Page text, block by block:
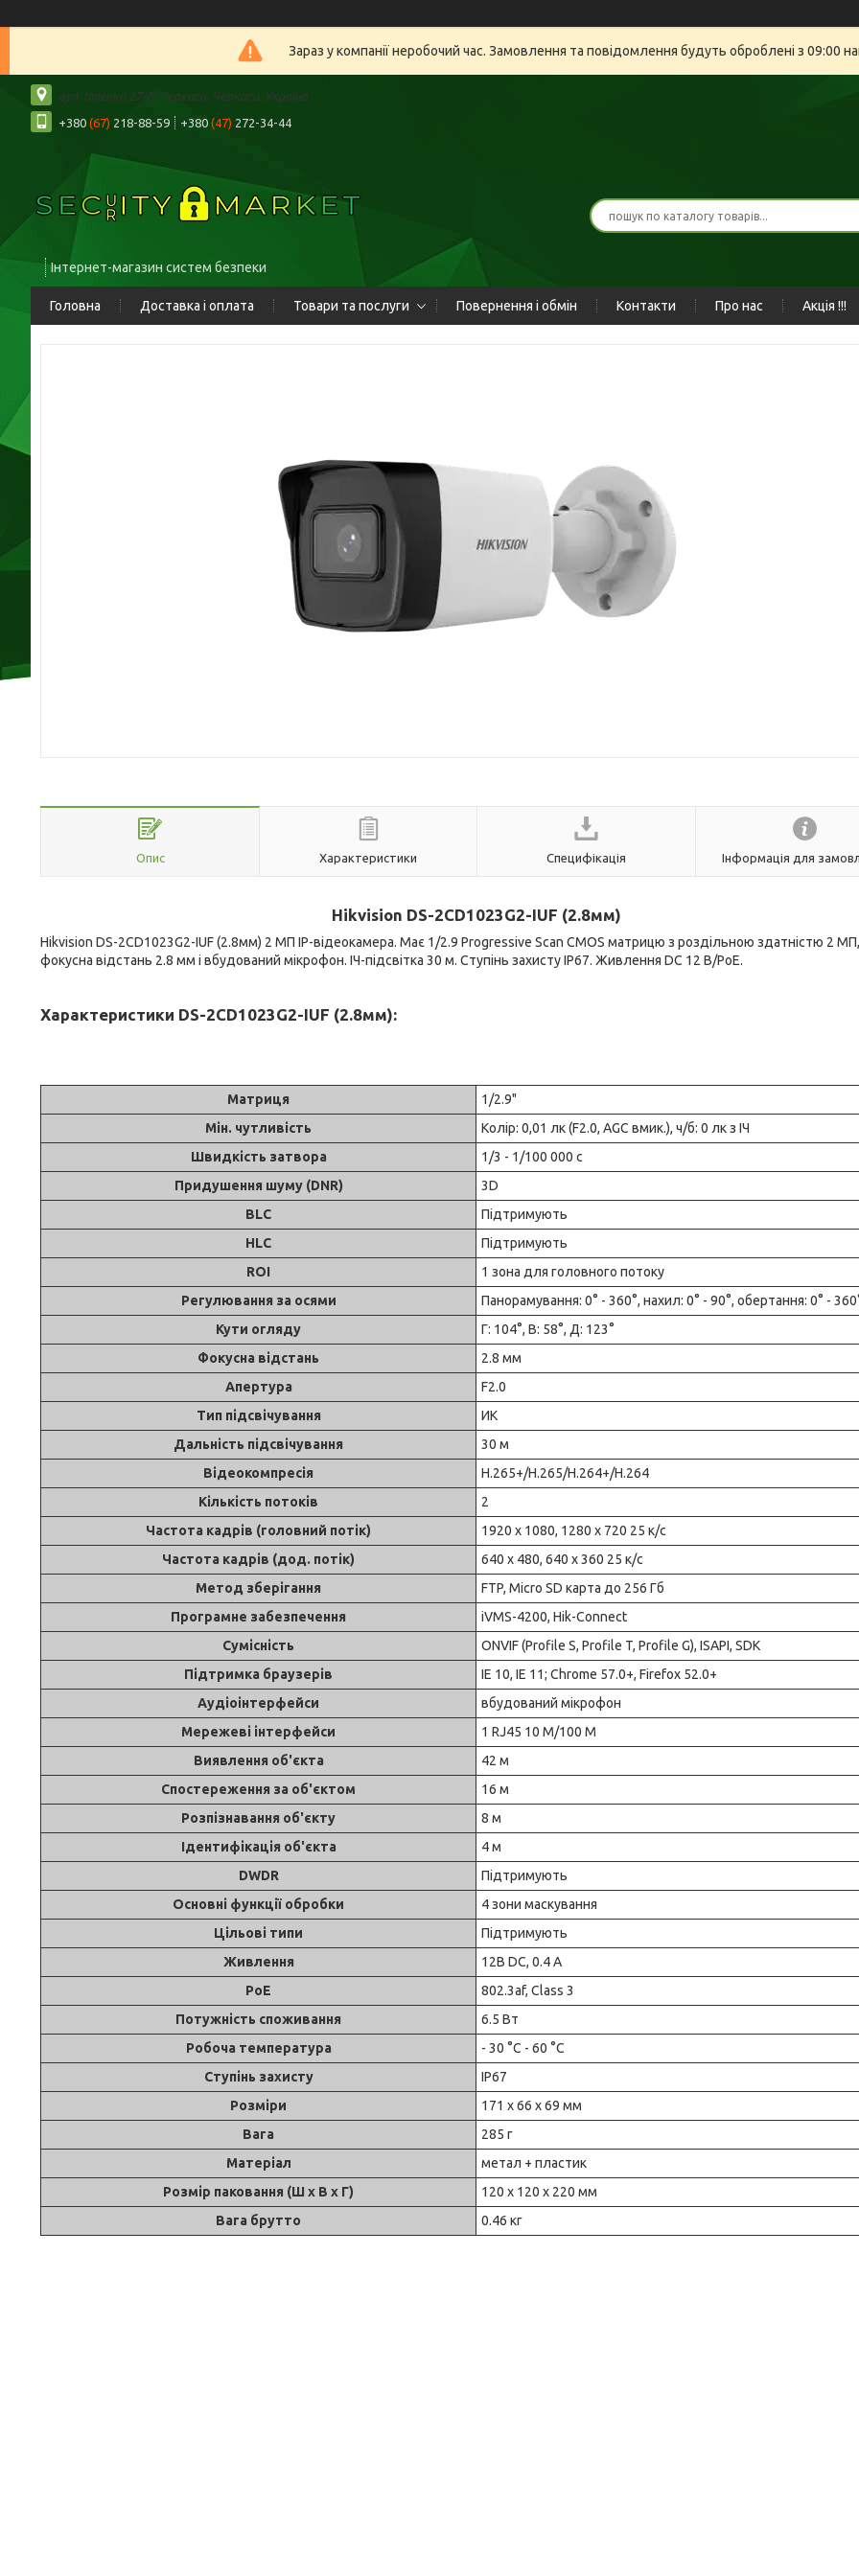
Зараз у компанії неробочий час. Замовлення та повідомлення будуть оброблені з 09:00
вул. Іллєнка 27/6, Черкаси, Черкаси, Україна
+380 (67) 218-88-59 +380 (47) 272-34-44
Інтернет-магазин систем безпеки
Головна Доставка і оплата Товари та послуги Повернення і обмін Контакти Про нас Акція !!!
Опис Характеристики Специфікація Інформація для
Hikvision DS-2CD1023G2-IUF (2.8мм)
Hikvision DS-2CD1023G2-IUF (2.8мм) 2 МП IP-відеокамера. Має 1/2.9 Progressive Scan CMOS матрицю з роздільною здатністю 2 МП,
фокусна відстань 2.8 мм і вбудований мікрофон. ІЧ-підсвітка 30 м. Ступінь захисту IP67. Живлення DC 12 В/PoE.
Характеристики DS-2CD1023G2-IUF (2.8мм):
Матриця
1/2.9"
Мін. чутливість
Колір: 0,01 лк (F2.0, AGC вмик.), ч/б: 0 лк з ІЧ
Швидкість затвора
1/3 - 1/100 000 с
Придушення шуму (DNR)
3D
BLC
Підтримують
HLC
Підтримують
ROI
1 зона для головного потоку
Регулювання за осями
Панорамування: 0° - 360°, нахил: 0° - 90°, обертання: 0° -
Кути огляду
Г: 104°, В: 58°, Д: 123°
Фокусна відстань
2.8 мм
Апертура
F2.0
Тип підсвічування
ИК
Дальність підсвічування
30 м
Відеокомпресія
H.265+/H.265/H.264+/H.264
Кількість потоків
2
Частота кадрів (головний потік)
1920 х 1080, 1280 х 720 25 к/с
Частота кадрів (дод. потік)
640 х 480, 640 х 360 25 к/с
Метод зберігання
FTP, Micro SD карта до 256 Гб
Програмне забезпечення
iVMS-4200, Hik-Connect
Сумісність
ONVIF (Profile S, Profile T, Profile G), ISAPI, SDK
Підтримка браузерів
IE 10, IE 11; Chrome 57.0+, Firefox 52.0+
Аудіоінтерфейси
вбудований мікрофон
Мережеві інтерфейси
1 RJ45 10 M/100 M
Виявлення об'єкта
42 м
Спостереження за об'єктом
16 м
Розпізнавання об'єкту
8 м
Ідентифікація об'єкта
4 м
DWDR
Підтримують
Основні функції обробки
4 зони маскування
Цільові типи
Підтримують
Живлення
12В DC, 0.4 A
PoE
802.3af, Class 3
Потужність споживання
6.5 Вт
Робоча температура
- 30 °C - 60 °C
Ступінь захисту
IP67
Розміри
171 х 66 х 69 мм
Вага
285 г
Матеріал
метал + пластик
Розмір паковання (Ш х В х Г)
120 x 120 x 220 мм
Вага брутто
0.46 кг